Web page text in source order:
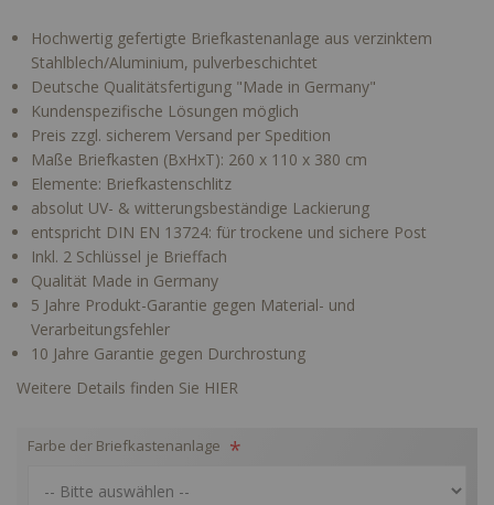
Hochwertig gefertigte Briefkastenanlage aus verzinktem
Stahlblech/Aluminium, pulverbeschichtet
Deutsche Qualitätsfertigung "Made in Germany"
Kundenspezifische Lösungen möglich
Preis zzgl. sicherem Versand per Spedition
Maße Briefkasten (BxHxT): 260 x 110 x 380 cm
Elemente: Briefkastenschlitz
absolut UV- & witterungsbeständige Lackierung
entspricht DIN EN 13724: für trockene und sichere Post
Inkl. 2 Schlüssel je Brieffach
Qualität Made in Germany
5 Jahre Produkt-Garantie gegen Material- und
Verarbeitungsfehler
10 Jahre Garantie gegen Durchrostung
Weitere Details finden Sie HIER
Farbe der Briefkastenanlage